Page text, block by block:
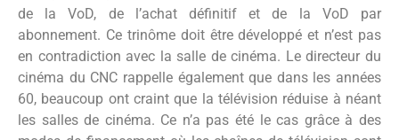
de la VoD, de l’achat définitif et de la VoD par
abonnement. Ce trinôme doit être développé et n’est pas
en contradiction avec la salle de cinéma. Le directeur du
cinéma du CNC rappelle également que dans les années
60, beaucoup ont craint que la télévision réduise à néant
les salles de cinéma. Ce n’a pas été le cas grâce à des